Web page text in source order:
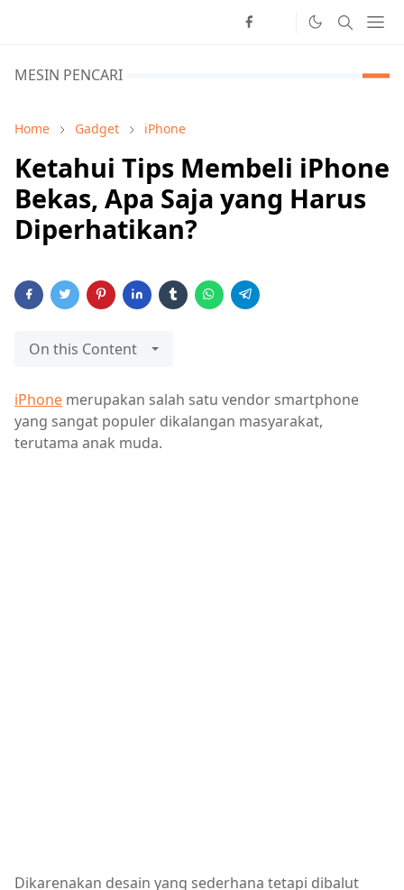
MESIN PENCARI
Home Gadget iPhone
Ketahui Tips Membeli iPhone
Bekas, Apa Saja yang Harus
Diperhatikan?
On this Content
iPhone merupakan salah satu vendor smartphone
yang sangat populer dikalangan masyarakat,
terutama anak muda.
Dikarenakan desain yang sederhana tetapi dibalut